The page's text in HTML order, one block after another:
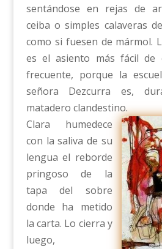
sentándose en rejas de
ceiba o simples calaveras
como si fuesen de mármol.
es el asiento más fácil de
frecuente, porque la
señora Dezcurra es,
matadero clandestino.
Clara humedece
con la saliva de su
lengua el reborde
pringoso de la
tapa del sobre
donde ha metido
la carta. Lo cierra y
luego,